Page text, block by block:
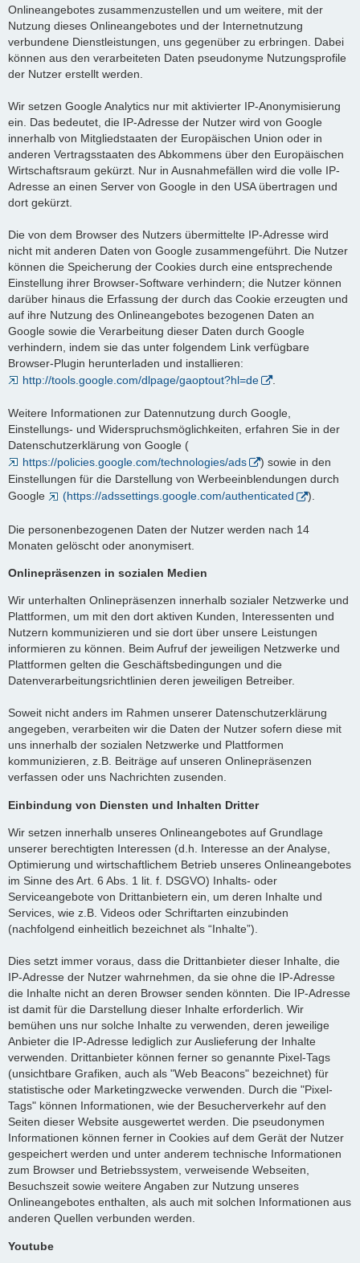
Onlineangebotes zusammenzustellen und um weitere, mit der
Nutzung dieses Onlineangebotes und der Internetnutzung
verbundene Dienstleistungen, uns gegenüber zu erbringen. Dabei
können aus den verarbeiteten Daten pseudonyme Nutzungsprofile
der Nutzer erstellt werden.
Wir setzen Google Analytics nur mit aktivierter IP-Anonymisierung
ein. Das bedeutet, die IP-Adresse der Nutzer wird von Google
innerhalb von Mitgliedstaaten der Europäischen Union oder in
anderen Vertragsstaaten des Abkommens über den Europäischen
Wirtschaftsraum gekürzt. Nur in Ausnahmefällen wird die volle IP-
Adresse an einen Server von Google in den USA übertragen und
dort gekürzt.
Die von dem Browser des Nutzers übermittelte IP-Adresse wird
nicht mit anderen Daten von Google zusammengeführt. Die Nutzer
können die Speicherung der Cookies durch eine entsprechende
Einstellung ihrer Browser-Software verhindern; die Nutzer können
darüber hinaus die Erfassung der durch das Cookie erzeugten und
auf ihre Nutzung des Onlineangebotes bezogenen Daten an
Google sowie die Verarbeitung dieser Daten durch Google
verhindern, indem sie das unter folgendem Link verfügbare
Browser-Plugin herunterladen und installieren:
http://tools.google.com/dlpage/gaoptout?hl=de
.
Weitere Informationen zur Datennutzung durch Google,
Einstellungs- und Widerspruchsmöglichkeiten, erfahren Sie in der
Datenschutzerklärung von Google (
https://policies.google.com/technologies/ads
) sowie in den
Einstellungen für die Darstellung von Werbeeinblendungen durch
Google
(https://adssettings.google.com/authenticated ).
Die personenbezogenen Daten der Nutzer werden nach 14
Monaten gelöscht oder anonymisert.
Onlinepräsenzen in sozialen Medien
Wir unterhalten Onlinepräsenzen innerhalb sozialer Netzwerke und
Plattformen, um mit den dort aktiven Kunden, Interessenten und
Nutzern kommunizieren und sie dort über unsere Leistungen
informieren zu können. Beim Aufruf der jeweiligen Netzwerke und
Plattformen gelten die Geschäftsbedingungen und die
Datenverarbeitungsrichtlinien deren jeweiligen Betreiber.
Soweit nicht anders im Rahmen unserer Datenschutzerklärung
angegeben, verarbeiten wir die Daten der Nutzer sofern diese mit
uns innerhalb der sozialen Netzwerke und Plattformen
kommunizieren, z.B. Beiträge auf unseren Onlinepräsenzen
verfassen oder uns Nachrichten zusenden.
Einbindung von Diensten und Inhalten Dritter
Wir setzen innerhalb unseres Onlineangebotes auf Grundlage
unserer berechtigten Interessen (d.h. Interesse an der Analyse,
Optimierung und wirtschaftlichem Betrieb unseres Onlineangebotes
im Sinne des Art. 6 Abs. 1 lit. f. DSGVO) Inhalts- oder
Serviceangebote von Drittanbietern ein, um deren Inhalte und
Services, wie z.B. Videos oder Schriftarten einzubinden
(nachfolgend einheitlich bezeichnet als “Inhalte”).
Dies setzt immer voraus, dass die Drittanbieter dieser Inhalte, die
IP-Adresse der Nutzer wahrnehmen, da sie ohne die IP-Adresse
die Inhalte nicht an deren Browser senden könnten. Die IP-Adresse
ist damit für die Darstellung dieser Inhalte erforderlich. Wir
bemühen uns nur solche Inhalte zu verwenden, deren jeweilige
Anbieter die IP-Adresse lediglich zur Auslieferung der Inhalte
verwenden. Drittanbieter können ferner so genannte Pixel-Tags
(unsichtbare Grafiken, auch als "Web Beacons" bezeichnet) für
statistische oder Marketingzwecke verwenden. Durch die "Pixel-
Tags" können Informationen, wie der Besucherverkehr auf den
Seiten dieser Website ausgewertet werden. Die pseudonymen
Informationen können ferner in Cookies auf dem Gerät der Nutzer
gespeichert werden und unter anderem technische Informationen
zum Browser und Betriebssystem, verweisende Webseiten,
Besuchszeit sowie weitere Angaben zur Nutzung unseres
Onlineangebotes enthalten, als auch mit solchen Informationen aus
anderen Quellen verbunden werden.
Youtube